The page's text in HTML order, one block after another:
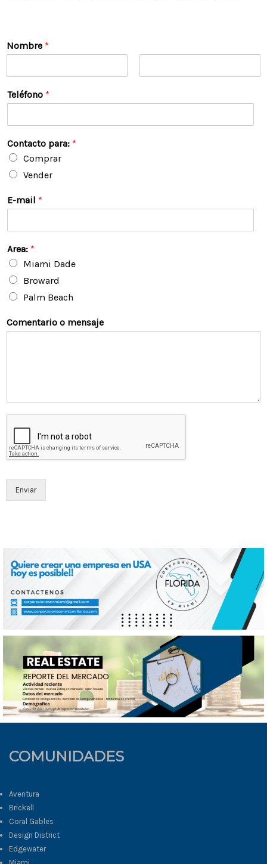
Nombre *
o
m
e
i
Teléfono *
Contacto para: *
Comprar
Vender
E-mail *
Area: *
Miami Dade
Broward
Palm Beach
Comentario o mensaje
Enviar
COMUNIDADES
Aventura
Brickell
Coral Gables
Design District
Edgewater